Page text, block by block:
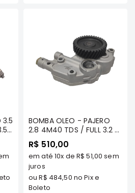
Suspensão
3.5
BOMBA OLEO - PAJERO
2.8 4M40 TDS / FULL 3.2 /
L200 TRITON 3.2 -
FRONTIER
R$ 510,00
em até 10x de R$ 51,00 sem
juros
ouR$ 484,50 no Pix e
Boleto